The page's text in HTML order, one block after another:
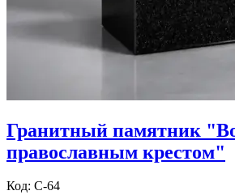
Гранитный памятник
православным крестом"
Код: С-64